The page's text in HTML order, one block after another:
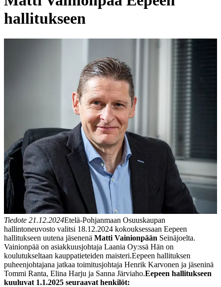
hallitukseen
Tiedote 21.12.2024Etelä-Pohjanmaan Osuuskaupan
hallintoneuvosto valitsi 18.12.2024 kokouksessaan Eepeen
hallitukseen uutena jäsenenä Matti Vainionpään Seinäjoelta.
Vainionpää on asiakkuusjohtaja Laania Oy:ssä Hän on
koulutukseltaan kauppatieteiden maisteri.Eepeen hallituksen
puheenjohtajana jatkaa toimitusjohtaja Henrik Karvonen ja jäseninä
Tommi Ranta, Elina Harju ja Sanna Järviaho.Eepeen hallitukseen
kuuluvat 1.1.2025 seuraavat henkilöt: